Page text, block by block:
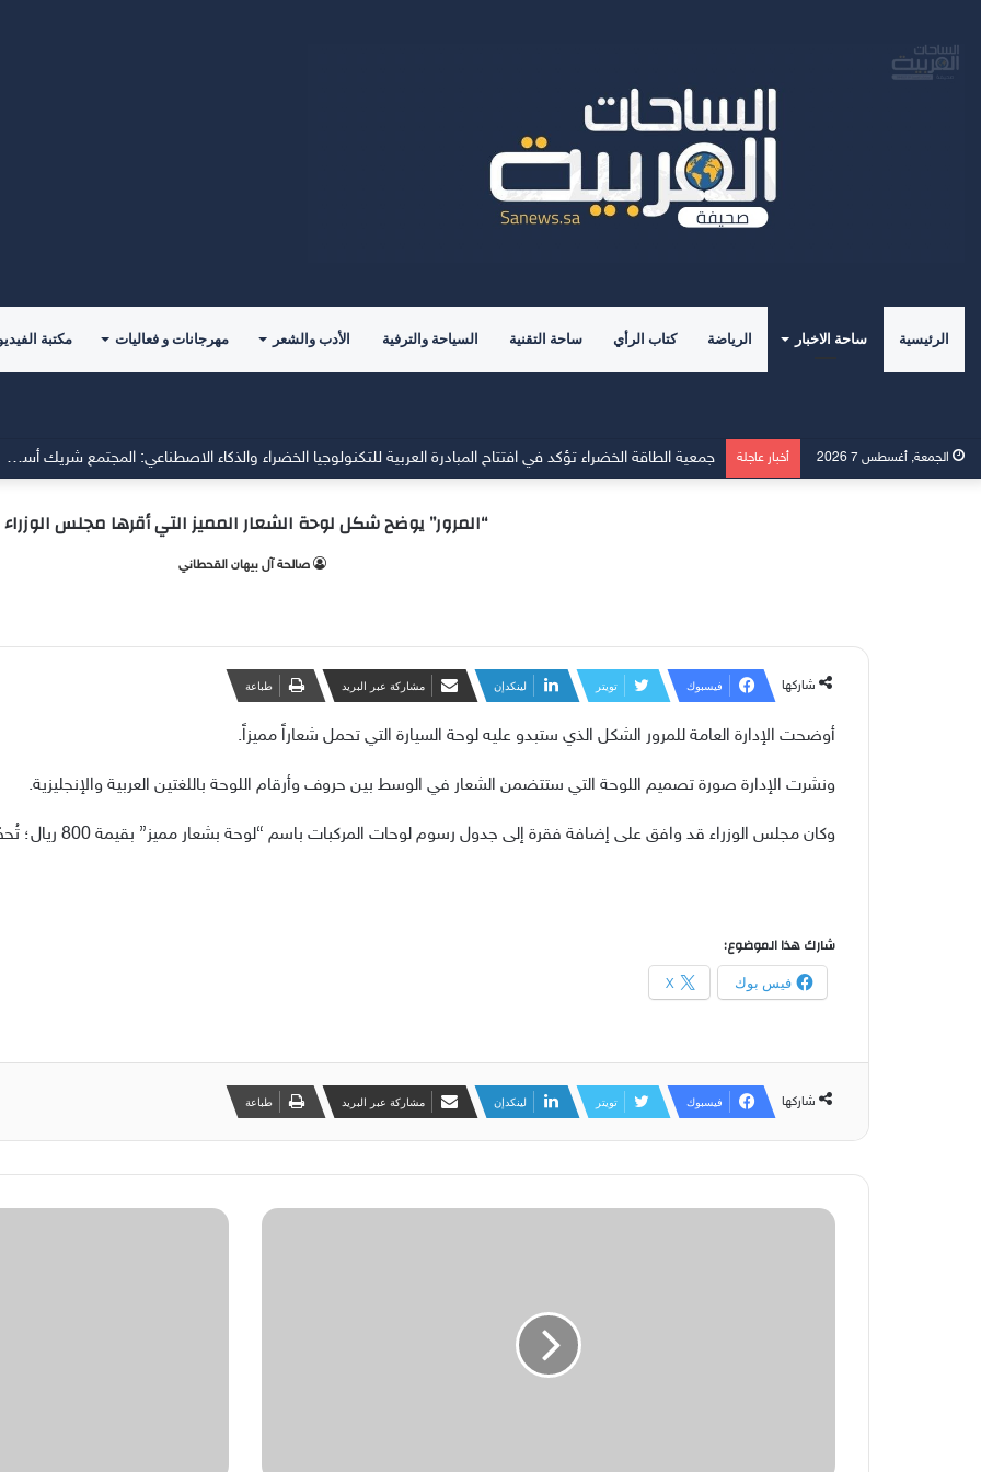
الرئيسية ساحة الاخبار الرياضة كتاب الرأي ساحة التقنية السياحة والترفية الأدب والشعر مهرجانات و فعاليات مكتبة
الجمعة, أغسطس 7 2026 أخبار عاجلة جمعية الطاقة الخضراء تؤكد في افتتاح المبادرة العربية للتكنولوجيا الخضراء والذكاء الاصطناعي: المجتمع شريك أساسي في صناعة المستقبل المستدام
“المرور” يوضح شكل لوحة الشعار المميز التي أقرها مجلس الوزراء
صالحة آل بيهان القحطاني
شاركها فيسبوك تويتر لينكدإن مشاركة عبر البريد طباعة
أوضحت الإدارة العامة للمرور الشكل الذي ستبدو عليه لوحة السيارة التي تحمل شعاراً مميزاً.
ونشرت الإدارة صورة تصميم اللوحة التي ستتضمن الشعار في الوسط بين حروف وأرقام اللوحة باللغتين العربية والإنجليزية.
وكان مجلس الوزراء قد وافق على إضافة فقرة إلى جدول رسوم لوحات المركبات باسم “لوحة بشعار مميز” بقيمة 800 ريال؛ تُحصّل لمرة واحدة عند الإصدار.
شارك هذا الموضوع:
فيس بوك X
شاركها فيسبوك تويتر لينكدإن مشاركة عبر البريد طباعة